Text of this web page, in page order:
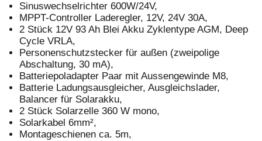
Sinuswechselrichter 600W/24V,
MPPT-Controller Laderegler, 12V, 24V 30A,
2 Stück 12V 93 Ah Blei Akku Zyklentype AGM, Deep
Cycle VRLA,
Personenschutzstecker für außen (zweipolige
Abschaltung, 30 mA),
Batteriepoladapter Paar mit Aussengewinde M8,
Batterie Ladungsausgleicher, Ausgleichslader,
Balancer für Solarakku,
2 Stück Solarzelle 360 W mono,
Solarkabel 6mm²,
Montageschienen ca. 5m,